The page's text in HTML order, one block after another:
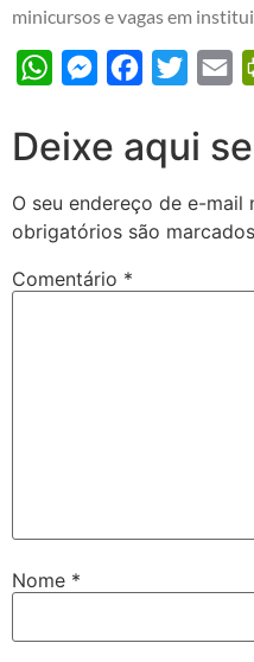
minicursos e vagas em
WhatsAppMessengerFacebook
Twitter
Deixe aqui
O seu endereço de e-mail
obrigatórios são
Comentário *
Nome *